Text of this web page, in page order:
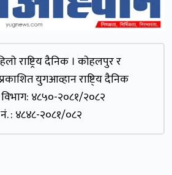
राष्ट्रिय दैनिक । काेहलपुर र
युगआव्हान राष्टि्य दैनिक
४८५०-२०८१/२०८२
: ४८४८-२०८१/०८२